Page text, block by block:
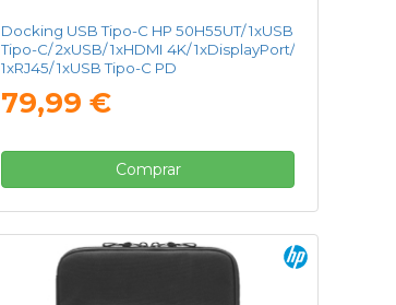
Docking USB Tipo-C HP 50H55UT/ 1xUSB
Tipo-C/ 2xUSB/ 1xHDMI 4K/ 1xDisplayPort/
1xRJ45/ 1xUSB Tipo-C PD
79,99 €
Comprar